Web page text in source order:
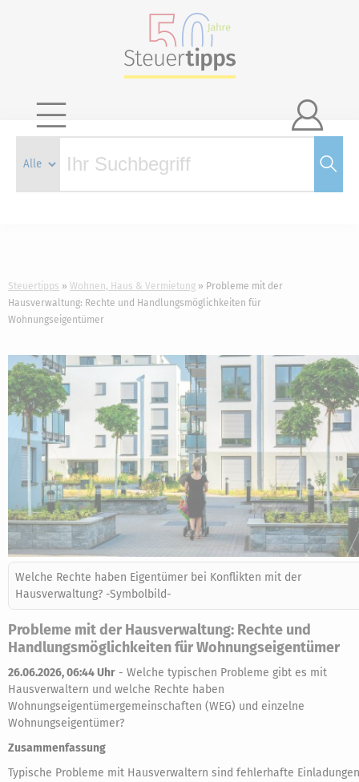

Steuertipps Wohnen, Haus & Vermietung
Probleme mit der
Hausverwaltung: Rechte und Handlungsmöglichkeiten für
Wohnungseigentümer
Welche Rechte haben Eigentümer bei Konflikten mit der
Hausverwaltung? -Symbolbild-
Probleme mit der Hausverwaltung: Rechte und
Handlungsmöglichkeiten für Wohnungseigentümer
26.06.2026, 06:44 Uhr - Welche typischen Probleme gibt es mit
Hausverwaltern und welche Rechte haben
Wohnungseigentümergemeinschaften (WEG) und einzelne
Wohnungseigentümer?
Zusammenfassung
Typische Probleme mit Hausverwaltern sind fehlerhafte